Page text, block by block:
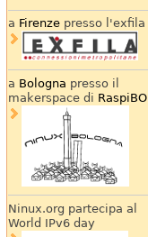
a Firenzepresso l'exfila
a Bologna presso il
makerspace di RaspiBO
Ninux.org partecipa al
World IPv6 day